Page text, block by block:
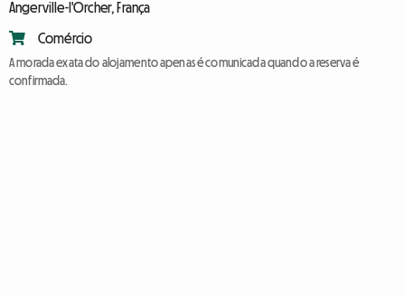
Angerville-l'Orcher, França
Comércio
A morada exata do alojamento apenas é comunicada quando a reserva é
confirmada.